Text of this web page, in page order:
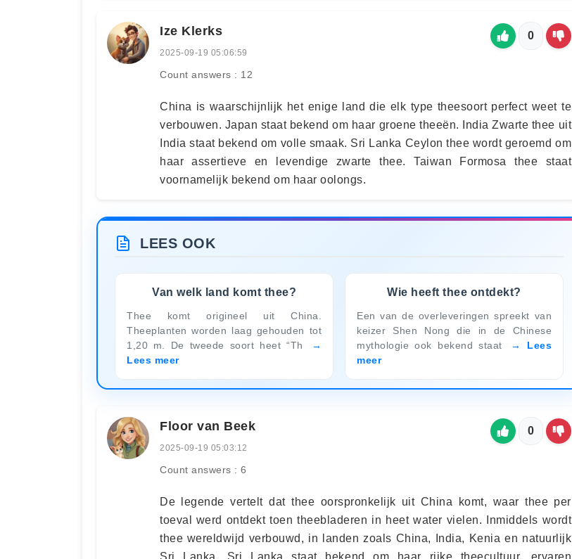
Ize Klerks
2025-09-19 05:06:59
Count answers : 12
0
China is waarschijnlijk het enige land die elk type theesoort perfect weet te
verbouwen. Japan staat bekend om haar groene theeën. India Zwarte thee uit
India staat bekend om volle smaak. Sri Lanka Ceylon thee wordt geroemd om
haar assertieve en levendige zwarte thee. Taiwan Formosa thee staat
voornamelijk bekend om haar oolongs.
LEES OOK
Van welk land komt thee?
Thee komt origineel uit China.
Theeplanten worden laag gehouden tot
1,20 m. De tweede soort heet “Th
Lees meer
Wie heeft thee ontdekt?
Een van de overleveringen spreekt van
keizer Shen Nong die in de Chinese
mythologie ook bekend staat
Lees
meer
Floor van Beek
2025-09-19 05:03:12
Count answers : 6
0
De legende vertelt dat thee oorspronkelijk uit China komt, waar thee per
toeval werd ontdekt toen theebladeren in heet water vielen. Inmiddels wordt
thee wereldwijd verbouwd, in landen zoals China, India, Kenia en natuurlijk
Sri Lanka. Sri Lanka staat bekend om haar rijke theecultuur, ervaren